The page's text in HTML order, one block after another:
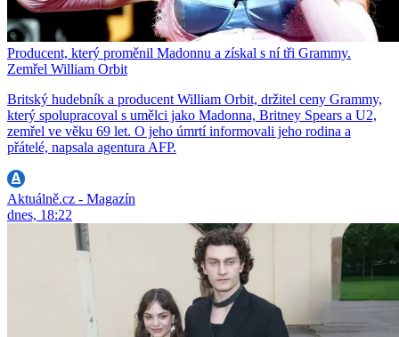
Producent, který proměnil Madonnu a získal s ní tři Grammy.
Zemřel William Orbit
Britský hudebník a producent William Orbit, držitel ceny Grammy,
který spolupracoval s umělci jako Madonna, Britney Spears a U2,
zemřel ve věku 69 let. O jeho úmrtí informovali jeho rodina a
přátelé, napsala agentura AFP.
Aktuálně.cz - Magazín
dnes, 18:22